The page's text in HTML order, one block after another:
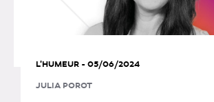
L'HUMEUR - 05/06/2024
JULIA POROT